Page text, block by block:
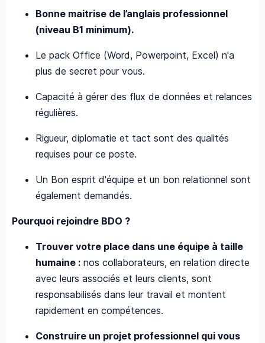
Bonne maitrise de l’anglais professionnel
(niveau B1 minimum).
Le pack Office (Word, Powerpoint, Excel) n'a
plus de secret pour vous.
Capacité à gérer des flux de données et relances
régulières.
Rigueur, diplomatie et tact sont des qualités
requises pour ce poste.
Un Bon esprit d'équipe et un bon relationnel sont
également demandés.
Pourquoi rejoindre BDO ?
Trouver votre place dans une équipe à taille
humaine : nos collaborateurs, en relation directe
avec leurs associés et leurs clients, sont
responsabilisés dans leur travail et montent
rapidement en compétences.
Construire un projet professionnel qui vous